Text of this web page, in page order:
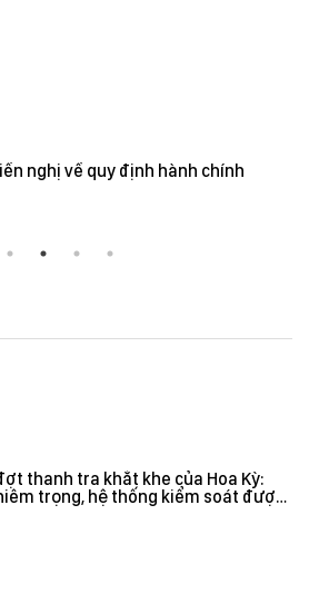
nghị về quy định hành chính
thanh tra khắt khe của Hoa Kỳ:
trọng, hệ thống kiểm soát được